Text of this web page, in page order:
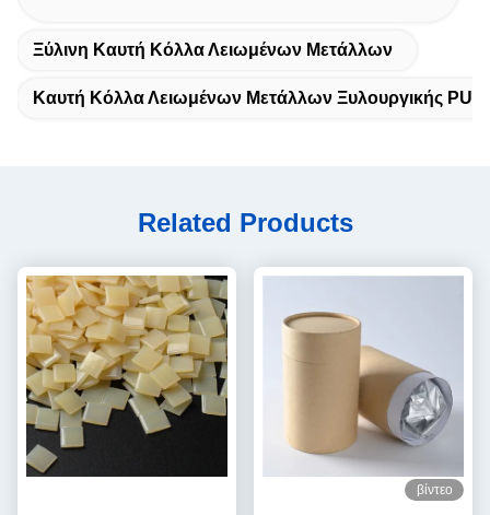
Ξύλινη Καυτή Κόλλα Λειωμένων Μετάλλων
Καυτή Κόλλα Λειωμένων Μετάλλων Ξυλουργικής PUR
Related Products
βίντεο